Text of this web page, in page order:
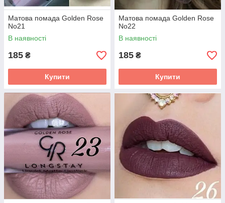
Матова помада Golden Rose
No21
В наявності
185 ₴
Купити
Матова помада Golden Rose
No22
В наявності
185 ₴
Купити